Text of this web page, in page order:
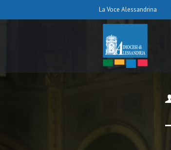
La Voce Alessandrina